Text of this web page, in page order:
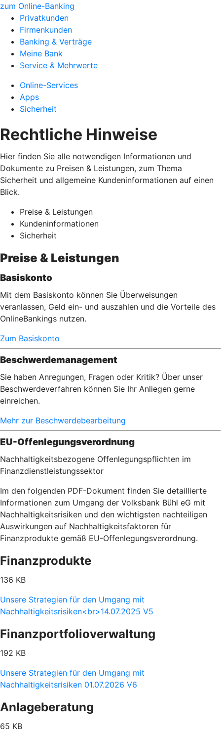
zum Online-Banking
Privatkunden
Firmenkunden
Banking & Verträge
Meine Bank
Service & Mehrwerte
Online-Services
Apps
Sicherheit
Rechtliche Hinweise
Hier finden Sie alle notwendigen Informationen und
Dokumente zu Preisen & Leistungen, zum Thema
Sicherheit und allgemeine Kundeninformationen auf einen
Blick.
Preise & Leistungen
Kundeninformationen
Sicherheit
Preise & Leistungen
Basiskonto
Mit dem Basiskonto können Sie Überweisungen
veranlassen, Geld ein- und auszahlen und die Vorteile des
OnlineBankings nutzen.
Zum Basiskonto
Beschwerdemanagement
Sie haben Anregungen, Fragen oder Kritik? Über unser
Beschwerdeverfahren können Sie Ihr Anliegen gerne
einreichen.
Mehr zur Beschwerdebearbeitung
EU-Offenlegungsverordnung
Nachhaltigkeitsbezogene Offenlegungspflichten im
Finanzdienstleistungssektor
Im den folgenden PDF-Dokument finden Sie detaillierte
Informationen zum Umgang der Volksbank Bühl eG mit
Nachhaltigkeitsrisiken und den wichtigsten nachteiligen
Auswirkungen auf Nachhaltigkeitsfaktoren für
Finanzprodukte gemäß EU-Offenlegungsverordnung.
Finanzprodukte
136 KB
Unsere Strategien für den Umgang mit
Nachhaltigkeitsrisiken<br>14.07.2025 V5
Finanzportfolioverwaltung
192 KB
Unsere Strategien für den Umgang mit
Nachhaltigkeitsrisiken 01.07.2026 V6
Anlageberatung
65 KB